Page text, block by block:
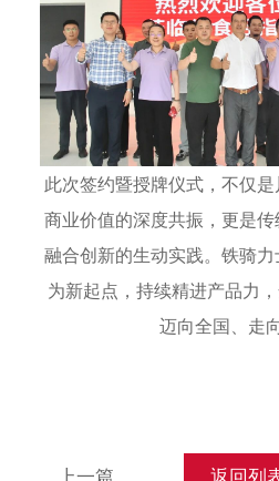
此次签约暨授牌仪式，不仅
商业价值的深度共振，更是
融合创新的生动实践。铁骑
为新起点，持续精进产品力，
迈向全国、走